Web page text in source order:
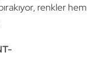
renkler hem